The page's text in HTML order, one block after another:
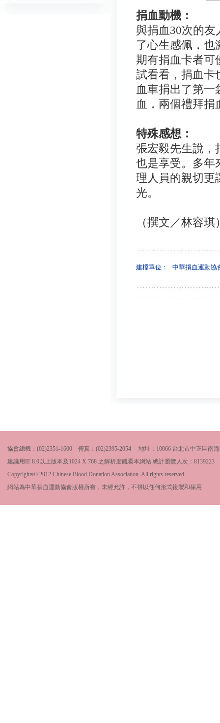
捐血動機：
與捐血30次的友
了心生感佩，也
期有捐血卡者可
試看看，捐血卡
血車捐出了第
血，兩個禮拜
特殊感想：
張宏毅先生說，
也是享受。多年
理人員的親切更
光。
（撰文／林容琪
建檔單位： 中華捐血運動協
協會總機：(02)2351-1600 傳真：(02)2395-2054 地址：10066 台北市中正區南
建議用IE 8.0以上版本及1024 X 768 之解析度觀看本網站 總計瀏覽人次： 8139223
Copyrights© 2012 Chinese Blood Donation Association. All rights reserved
網站為中華捐血運動協會版權所有，未經允許，不得以任何形式複製和採用